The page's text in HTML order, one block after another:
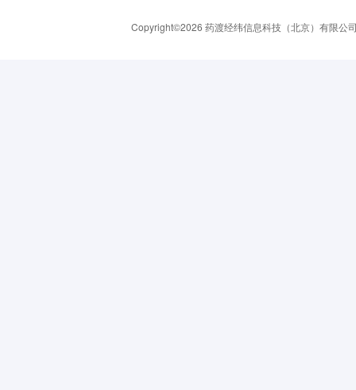
Copyright©2026 药渡经纬信息科技（北京）有限公